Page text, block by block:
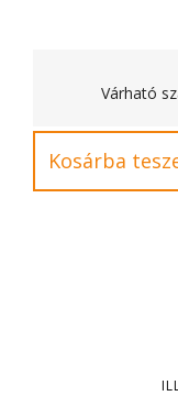
Várható
Kosárba